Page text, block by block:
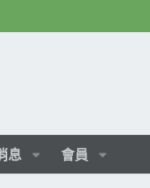
息 會員